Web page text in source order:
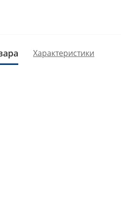
Характеристики